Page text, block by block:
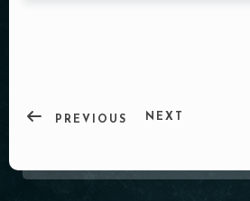
PREVIOUS NEXT